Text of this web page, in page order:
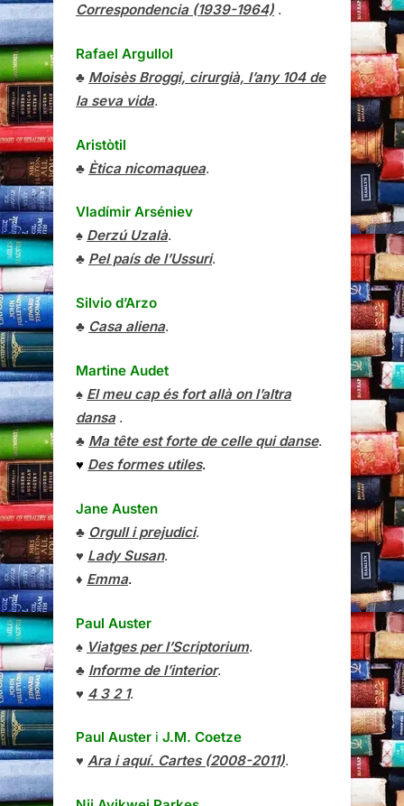
Correspondencia (1939-1964) .
Rafael Argullol
♣ Moisès Broggi, cirurgià, l’any 104 de
la seva vida.
Aristòtil
♣ Ètica nicomaquea.
Vladímir Arséniev
♠ Derzú Uzalà.
♣ Pel país de l’Ussuri.
Silvio d’Arzo
♣ Casa aliena.
Martine Audet
♠ El meu cap és fort allà on l’altra
dansa.
♣ Ma tête est forte de celle qui danse.
♥ Des formes utiles.
Jane Austen
♣ Orgull i prejudici.
♥ Lady Susan.
♦ Emma.
Paul Auster
♠ Viatges per l’Scriptorium.
♣ Informe de l’interior.
♥ 4 3 2 1.
Paul Auster i J.M. Coetze
♥ Ara i aquí. Cartes (2008-2011).